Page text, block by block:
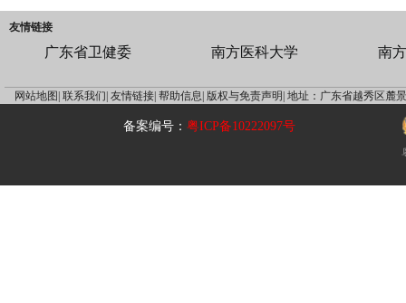
友情链接
广东省卫健委 南方医科大学 南
网站地图| 联系我们| 友情链接| 帮助信息| 版权与免责声明| 地址：广东省越秀区麓
备案编号：粤ICP备10222097号